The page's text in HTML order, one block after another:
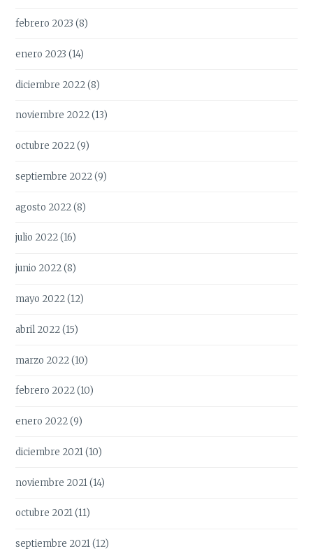
febrero 2023 (8)
enero 2023 (14)
diciembre 2022(8)
noviembre 2022(13)
octubre 2022(9)
septiembre 2022(9)
agosto 2022(8)
julio 2022(16)
junio 2022(8)
mayo 2022(12)
abril 2022(15)
marzo 2022(10)
febrero 2022(10)
enero 2022(9)
diciembre 2021(10)
noviembre 2021(14)
octubre 2021(11)
septiembre 2021(12)